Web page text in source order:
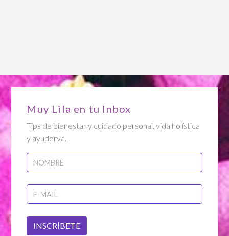
Muy Lila en tu Inbox
Tips de bienestar y cuidado personal, vida holística
y ayuderva.
INSCRÍBETE